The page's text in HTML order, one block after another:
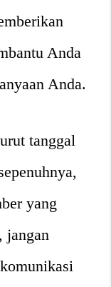
Anda
Anda.
tanggal
yang
jangan